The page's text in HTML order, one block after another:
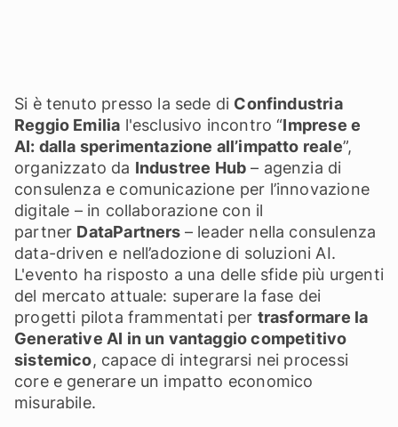
Si è tenuto presso la sede di Confindustria
Reggio Emilia l'esclusivo incontro “Imprese e
AI: dalla sperimentazione all’impatto reale”,
organizzato da Industree Hub – agenzia di
consulenza e comunicazione per l’innovazione
digitale – in collaborazione con il
partner DataPartners – leader nella consulenza
data-driven e nell’adozione di soluzioni AI.
L'evento ha risposto a una delle sfide più urgenti
del mercato attuale: superare la fase dei
progetti pilota frammentati per trasformare la
Generative AI in un vantaggio competitivo
sistemico, capace di integrarsi nei processi
core e generare un impatto economico
misurabile.